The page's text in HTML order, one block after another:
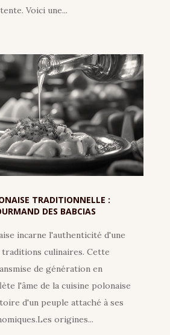
Voici une...
TRADITIONNELLE :
DES BABCIAS
incarne l'authenticité d'une
culinaires. Cette
de génération en
l'âme de la cuisine polonaise
d'un peuple attaché à ses
origines...